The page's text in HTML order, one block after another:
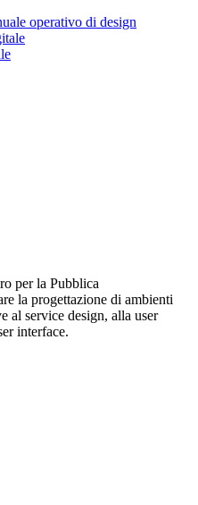
operativo di design
per la Pubblica
la progettazione di ambienti
al service design, alla user
interface.